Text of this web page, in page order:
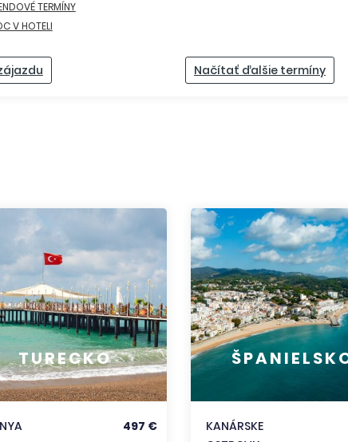
TERMÍNY
V HOTELI
Načítať ďalšie termíny
TURECKO
497 €
KANÁRSKE